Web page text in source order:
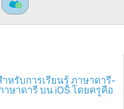
หรับการเรียนรู้ ภาษาดารี-
ษาดารี บน iOS โดยครูคือ